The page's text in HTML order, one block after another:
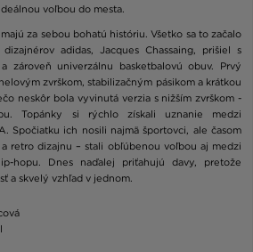
voľbou do mesta.
za sebou bohatú históriu. Všetko sa to začalo
adidas, Jacques Chassaing, prišiel s
zároveň univerzálnu basketbalovú obuv. Prvý
zvrškom, stabilizačným pásikom a krátkou
neskôr bola vyvinutá verzia s nižším zvrškom -
Topánky si rýchlo získali uznanie medzi
Spočiatku ich nosili najmä športovci, ale časom
retro dizajnu – stali obľúbenou voľbou aj medzi
hopu. Dnes naďalej priťahujú davy, pretože
a skvelý vzhľad v jednom.